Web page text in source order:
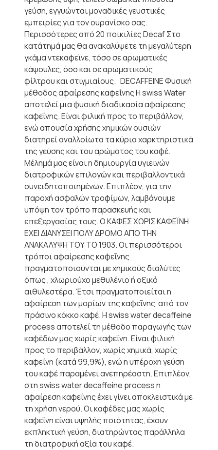
γεύση, εγγυώνται μοναδικές γευστικές
εμπειρίες για τον ουρανίσκο σας.
Περισσότερες από 20 ποικιλίες Decaf Στο
κατάτημά μας θα ανακαλύψετε τη μεγαλύτερη
γκάμα ντεκαφεϊνε, τόσο σε αρωματικές
κάψουλες, όσο και σε αρωματικούς
φίλτρου και στιγμιαίους. DECAFFEINE Φυσική
μέθοδος αφαίρεσης καφεΐνης Η swiss Water
αποτελεί μια φυσική διαδικασία αφαίρεσης
καφεΐνης. Είναι φιλική προς το περιβάλλον,
ενώ απουσία χρήσης χημικών ουσιών
διατηρεί αναλλοίωτα τα κύρια χαρκτηριστικά
της γεύσης και του αρώματος του καφέ.
Μέλημά μας είναι η δημιουργία υγιεινών
διατροφικών επιλογών και περιβαλλοντικά
συνειδητοποιημένων. Επιπλέον, για την
παροχή ασφαλών τροφίμων, λαμβάνουμε
υπόψη τον τρόπο παρασκευής και
επεξεργασίας τους. Ο ΚΑΦΕΣ ΧΩΡΙΣ ΚΑΦΕΪΝΗ
ΕΧΕΙ ΔΙΑΝΥΣΕΙ ΠΟΛΥ ΔΡΟΜΟ ΑΠΟ ΤΗΝ
ΑΝΑΚΑΛΥΨΗ ΤΟΥ ΤΟ 1903. Οι περισσότεροι
τρόποι αφαίρεσης καφεΐνης
πραγματοποιούνται με χημικούς διαλύτες
όπως , χλωριούχο μεθυλένιο ή οξικό
αιθυλεστέρα. Έτσι πραγματοποιείται η
αφαίρεση των μορίων της καφεΐνης από τον
πράσινο κόκκο καφέ. Η swiss water decaffeine
process αποτελεί τη μέθοδο παραγωγής των
καφέδων μας χωρίς καφεΐνη. Είναι φιλική
προς το περιβάλλον, χωρίς χημικά, χωρίς
καφεΐνη (κατά 99,9%), ενώ η υπέροχη γεύση
του καφέ παραμένει ανεπηρέαστη. Επιπλέον,
στη swiss water decaffeine process η
αφαίρεση καφεΐνης έχει γίνει αποκλειστικά με
τη χρήση νερού. Οι καφέδες μας χωρίς
καφεΐνη είναι υψηλής ποιότητας, έχουν
εκπληκτική γεύση, διατηρώντας παράλληλα
τη διατροφική αξία του καφέ.